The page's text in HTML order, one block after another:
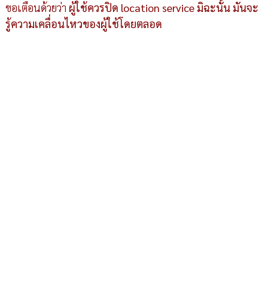
ขอเตือนด้วยว่า ผู้ใช้ควรปิด location service มิฉะนั้น มันจะ
รู้ความเคลื่อนไหวของผู้ใช้โดยตลอด